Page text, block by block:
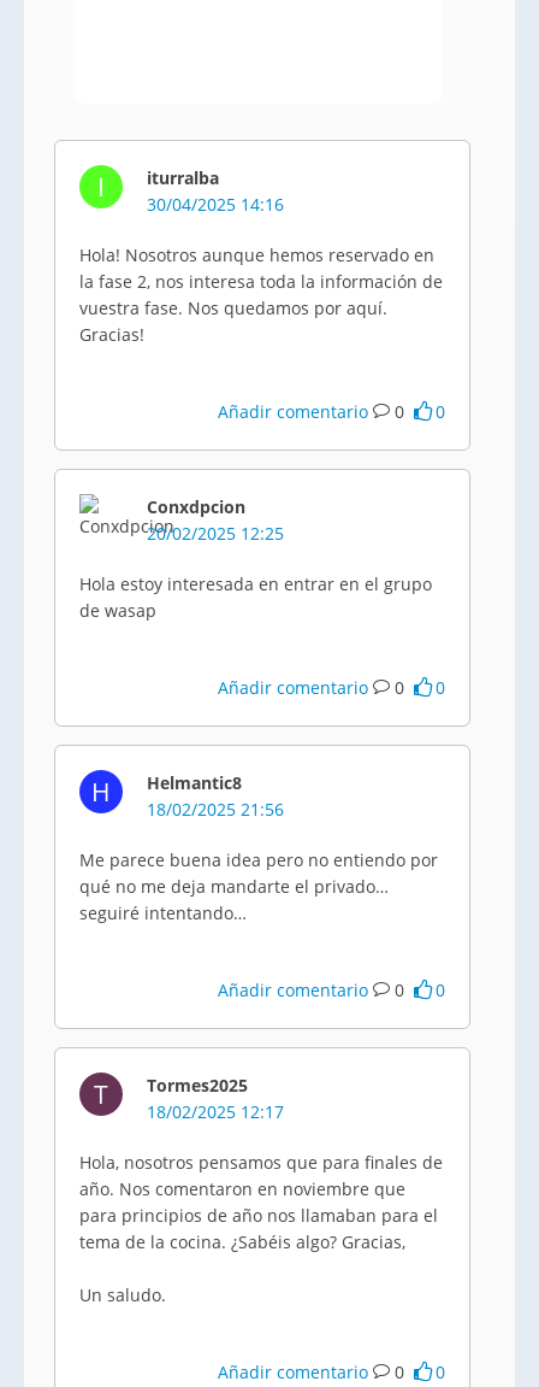
I
iturralba
30/04/2025 14:16
Hola! Nosotros aunque hemos reservado en
la fase 2, nos interesa toda la información de
vuestra fase. Nos quedamos por aquí.
Gracias!
Añadir comentario 0 0
Conxdpcion
20/02/2025 12:25
Hola estoy interesada en entrar en el grupo
de wasap
Añadir comentario 0 0
H
Helmantic8
18/02/2025 21:56
Me parece buena idea pero no entiendo por
qué no me deja mandarte el privado…
seguiré intentando…
Añadir comentario 0 0
T
Tormes2025
18/02/2025 12:17
Hola, nosotros pensamos que para finales de
año. Nos comentaron en noviembre que
para principios de año nos llamaban para el
tema de la cocina. ¿Sabéis algo? Gracias,
Un saludo.
Añadir comentario 0 0